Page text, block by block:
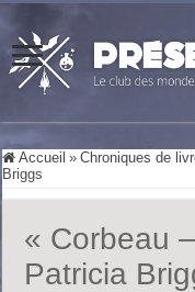
Accueil » Chroniques de
Briggs
« Corbeau
Patricia